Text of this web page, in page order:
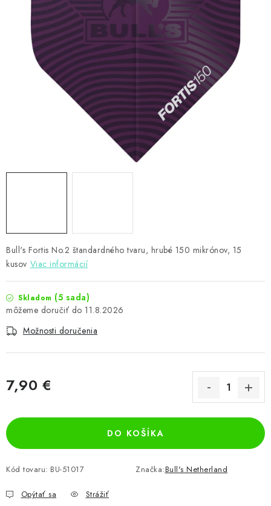
PRÍSLUŠENSTVO
OBLEČENIE
Kontakty Hodnotenie obchodu
Bull's Fortis No.2 štandardného tvaru, hrubé 150 mikrónov, 15
kusov Viac informácií
Skladom (5 sada)
11.8.2026
Možnosti doručenia
7,90 €
DO KOŠÍKA
Kód tovaru: BU-51017 Značka:Bull's Netherland
Opýtať sa Strážiť